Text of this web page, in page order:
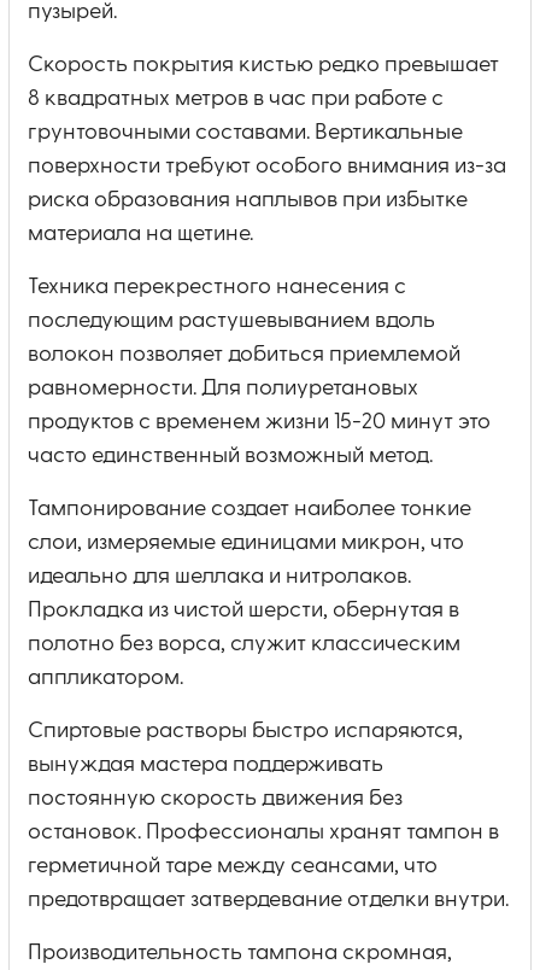
пузырей.
Скорость покрытия кистью редко превышает
8 квадратных метров в час при работе с
грунтовочными составами. Вертикальные
поверхности требуют особого внимания из-за
риска образования наплывов при избытке
материала на щетине.
Техника перекрестного нанесения с
последующим растушевыванием вдоль
волокон позволяет добиться приемлемой
равномерности. Для полиуретановых
продуктов с временем жизни 15-20 минут это
часто единственный возможный метод.
Тампонирование создает наиболее тонкие
слои, измеряемые единицами микрон, что
идеально для шеллака и нитролаков.
Прокладка из чистой шерсти, обернутая в
полотно без ворса, служит классическим
аппликатором.
Спиртовые растворы быстро испаряются,
вынуждая мастера поддерживать
постоянную скорость движения без
остановок. Профессионалы хранят тампон в
герметичной таре между сеансами, что
предотвращает затвердевание отделки внутри.
Производительность тампона скромная,